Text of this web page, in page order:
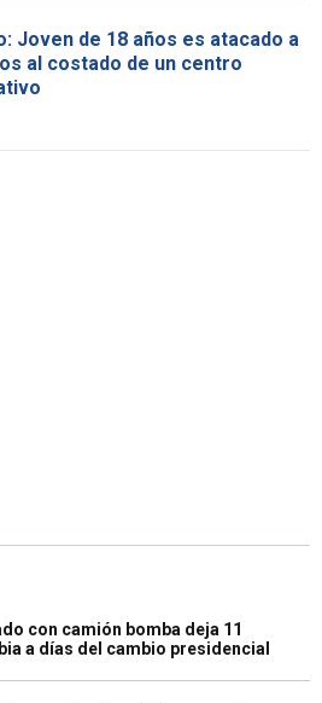
Joven de 18 años es atacado a
al costado de un centro
con camión bomba deja 11
a días del cambio presidencial